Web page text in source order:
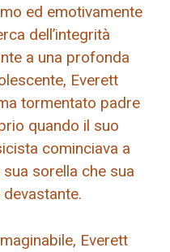
ed emotivamente
dell’integrità
a una profonda
Everett
tormentato padre
quando il suo
cominciava a
sorella che sua
Everett